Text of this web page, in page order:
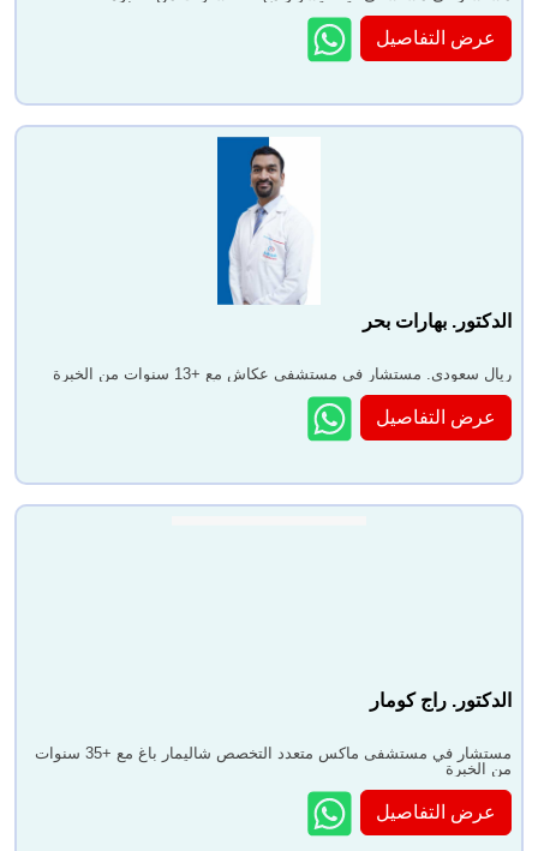
عرض التفاصيل
الدكتور. بهارات بحر
ريال سعودى. مستشار في مستشفى عكاش مع +13 سنوات من الخبرة
عرض التفاصيل
الدكتور. راج كومار
مستشار في مستشفى ماكس متعدد التخصص شاليمار باغ مع +35 سنوات
من الخبرة
عرض التفاصيل